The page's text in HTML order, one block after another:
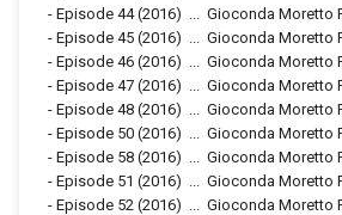
- Episode 44(2016)
Gioconda Moretto
- Episode 45 (2016)
Gioconda Moretto
- Episode 46 (2016)
Gioconda Moretto
- Episode 47 (2016)
Gioconda Moretto
- Episode 48 (2016)
Gioconda Moretto
- Episode 50 (2016)
Gioconda Moretto
- Episode 58 (2016)
Gioconda Moretto
- Episode 51 (2016)
Gioconda Moretto
- Episode 52 (2016)
Gioconda Moretto